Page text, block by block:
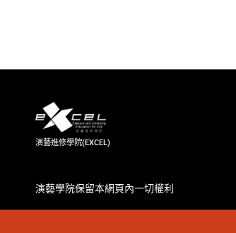
演藝進修學院(EXCEL)
演藝學院保留本網頁內一切權利